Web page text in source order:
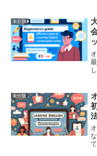
未分類
未分類